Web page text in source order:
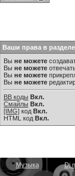
Ваши права в разделе
Вы не можете
Вы не можете
Вы не можете
Вы не можете
BB коды Вкл.
Смайлы Вкл.
[IMG] код Вкл.
HTML код Вкл.
Музыка Dj